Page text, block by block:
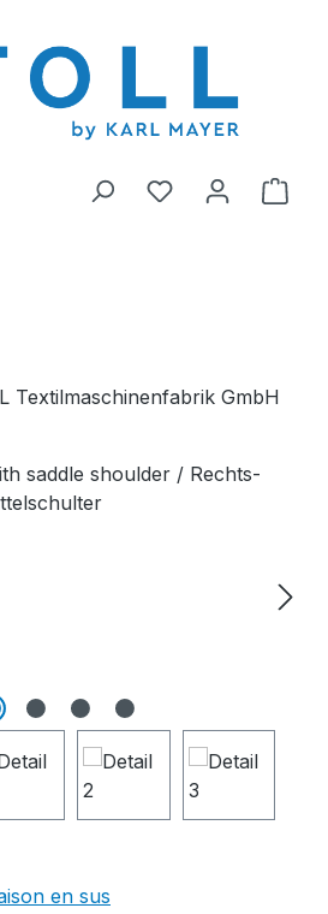
Vous avez 0Le
Textilmaschinenfabrik GmbH
en sus